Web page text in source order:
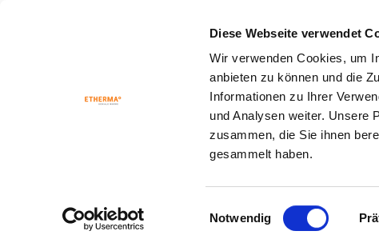
Diese Webseite verwendet
Wir verwenden Cookies, um
anbieten zu können und die
Informationen zu Ihrer
und Analysen weiter. Unsere
zusammen, die Sie ihnen
gesammelt haben.
Einwilligungsauswahl
Notwendig